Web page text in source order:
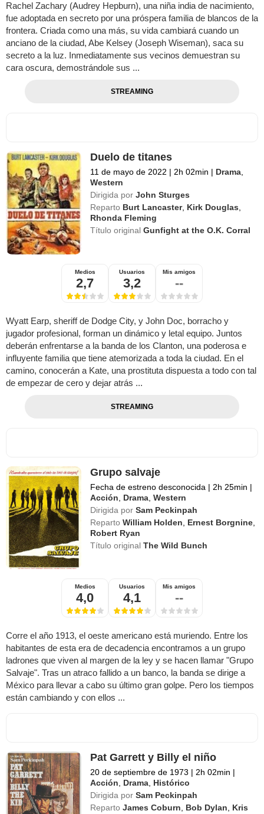
Rachel Zachary (Audrey Hepburn), una niña india de nacimiento,
fue adoptada en secreto por una próspera familia de blancos de la
frontera. Criada como una más, su vida cambiará cuando un
anciano de la ciudad, Abe Kelsey (Joseph Wiseman), saca su
secreto a la luz. Inmediatamente sus vecinos demuestran su
cara oscura, demostrándole sus ...
STREAMING
Duelo de titanes
11 de mayo de 2022 | 2h 02min | Drama,
Western
Dirigida por John Sturges
Reparto Burt Lancaster, Kirk Douglas,
Rhonda Fleming
Título originalGunfight at the O.K. Corral
Medios
2,7
Usuarios
3,2
Mis amigos
--
Wyatt Earp, sheriff de Dodge City, y John Doc, borracho y
jugador profesional, forman un dinámico y letal equipo. Juntos
deberán enfrentarse a la banda de los Clanton, una poderosa e
influyente familia que tiene atemorizada a toda la ciudad. En el
camino, conocerán a Kate, una prostituta dispuesta a todo con tal
de empezar de cero y dejar atrás ...
STREAMING
Grupo salvaje
Fecha de estreno desconocida | 2h 25min |
Acción
Drama ,Western
Dirigida por Sam Peckinpah
Reparto William Holden Ernest Borgnine
Robert Ryan
Título originalThe Wild Bunch
Medios
4,0
Usuarios
4,1
Mis amigos
--
Corre el año 1913, el oeste americano está muriendo. Entre los
habitantes de esta era de decadencia encontramos a un grupo
ladrones que viven al margen de la ley y se hacen llamar "Grupo
Salvaje". Tras un atraco fallido a un banco, la banda se dirige a
México para llevar a cabo su último gran golpe. Pero los tiempos
están cambiando y con ellos ...
Pat Garrett y Billy el niño
20 de septiembre de 1973 | 2h 02min |
Acción
Drama Histórico
Dirigida por Sam Peckinpah
Reparto James Coburn Bob Dylan
Kris